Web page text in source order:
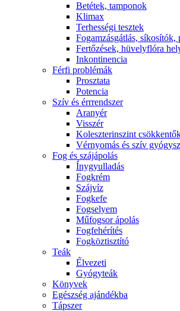
Betétek, tamponok
Klimax
Terhességi tesztek
Fogamzásgátlás, síkosítók,
Fertőzések, hüvelyflóra
Inkontinencia
Férfi problémák
Prosztata
Potencia
Szív és érrrendszer
Aranyér
Visszér
Koleszterinszint
Vérnyomás és szív
Fog és szájápolás
Í́nygyulladás
Fogkrém
Szájvíz
Fogkefe
Fogselyem
Műfogsor ápolás
Fogfehérítés
Fogköztisztító
Teák
É́lvezeti
Gyógyteák
Könyvek
Egészség ajándékba
Tápszer